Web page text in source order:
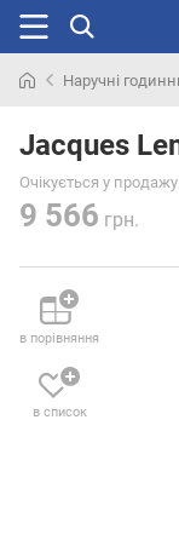
раніше
Наручні
Jacques
Очікується у продажу
9 566 грн.
в порівняння
в список